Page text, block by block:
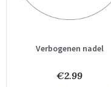
Verbogenen nadel
€2.99